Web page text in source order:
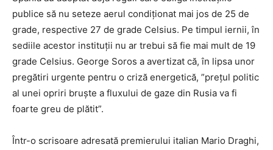
publice să nu seteze aerul condiționat mai jos de 25 de
grade, respective 27 de grade Celsius. Pe timpul iernii, în
sediile acestor instituții nu ar trebui să fie mai mult de 19
grade Celsius. George Soros a avertizat că, în lipsa unor
pregătiri urgente pentru o criză energetică, ”prețul politic
al unei opriri bruște a fluxului de gaze din Rusia va fi
foarte greu de plătit”.
Într-o scrisoare adresată premierului italian Mario Draghi,